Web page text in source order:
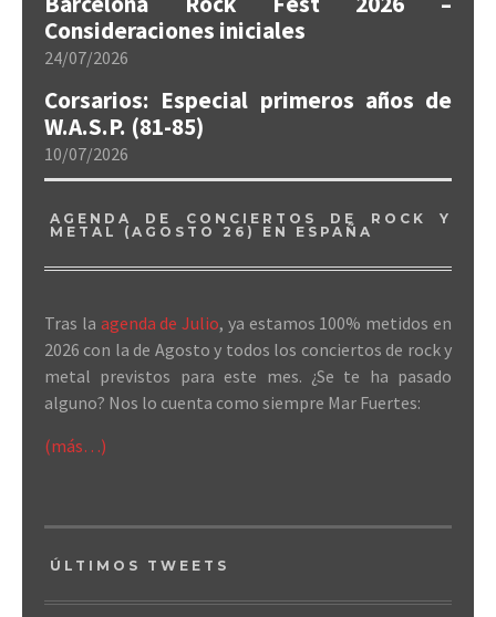
Consideraciones iniciales
24/07/2026
Corsarios: Especial primeros años de
W.A.S.P. (81-85)
10/07/2026
AGENDA DE CONCIERTOS DE ROCK Y
METAL (AGOSTO 26) EN ESPAÑA
Tras la agenda de Julio, ya estamos 100% metidos en
2026 con la de Agosto y todos los conciertos de rock y
metal previstos para este mes. ¿Se te ha pasado
alguno? Nos lo cuenta como siempre Mar Fuertes:
(más…)
ÚLTIMOS TWEETS